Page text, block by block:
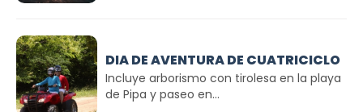
DIA DE AVENTURA DE CUATRICICLO
Incluye arborismo con tirolesa en la playa
de Pipa y paseo en...